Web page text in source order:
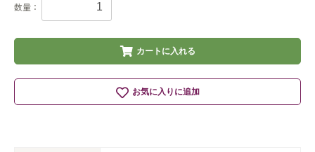
数量：
カートに入れる
お気に入りに追加